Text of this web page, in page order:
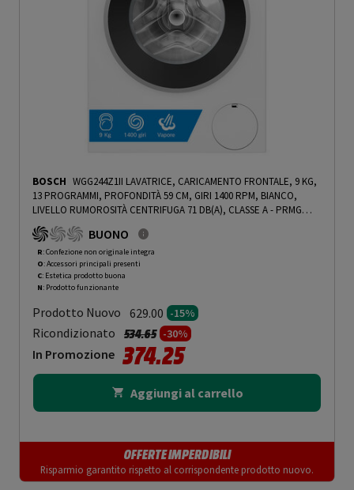
BOSCH WGG244Z1II LAVATRICE, CARICAMENTO FRONTALE, 9 KG,
13 PROGRAMMI, PROFONDITÀ 59 CM, GIRI 1400 RPM, BIANCO,
LIVELLO RUMOROSITÀ CENTRIFUGA 71 DB(A), CLASSE A - PRMG
GRADING ROCN - 15%
BUONO
R: Confezione non originale integra
O: Accessori principali presenti
C: Estetica prodotto buona
N: Prodotto funzionante
Prodotto Nuovo 629.00 -15%
Ricondizionato Prezzo ridotto da
534.65a-30%
In Promozione 374.25
Aggiungi al carrello
OFFERTE IMPERDIBILI
Risparmio garantito rispetto al corrispondente prodotto nuovo.